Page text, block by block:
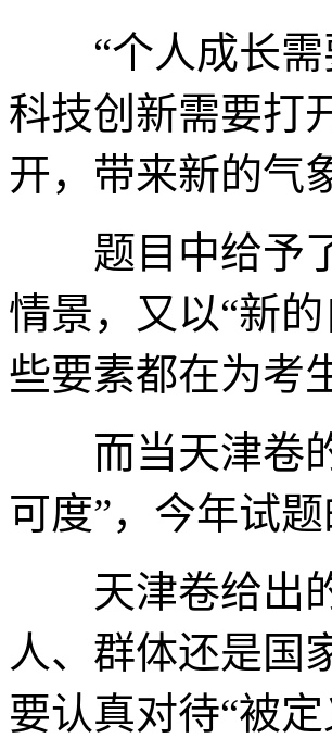
“个人成长需
科技创新需要
开，带来新的气
题目中给予了
情景，又以“新
些要素都在为考
而当天津卷的
可度”，今年试
天津卷给出的
人、群体还是国
要认真对待“被